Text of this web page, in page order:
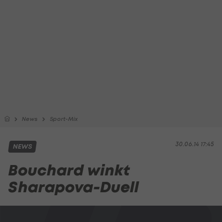
News Sport-Mix
30.06.14 17:45
NEWS
Bouchard winkt
Sharapova-Duell